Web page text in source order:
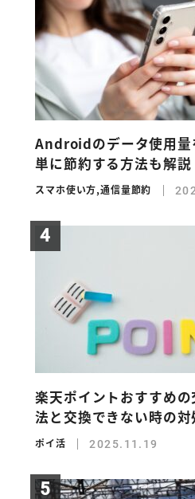
Androidのデータ使用量
単に節約する方法も解説
スマホ使い方,通信量節約
楽天ポイントおすすめ
法と交換できない時の対
ポイ活 2025.11.19